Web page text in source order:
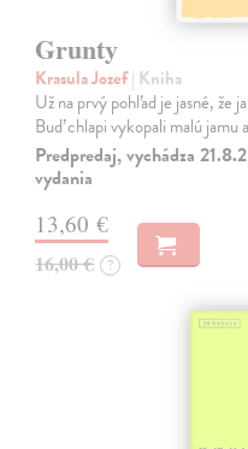
Grunty
Krasula Jozef| Kniha
Už na prvý pohľad je jasné, že
Buď chlapi vykopali malú
Predpredaj, vychádza
vydania
13,60 €
16,00 € ?